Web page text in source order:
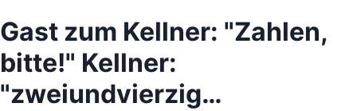
Gast zum Kellner: "Zahlen,
bitte!" Kellner:
"zweiundvierzig…